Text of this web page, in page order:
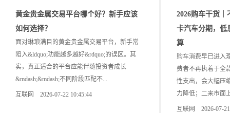
黄金贵金属交易平台哪个好？新手应该
如何选择？
面对琳琅满目的黄金贵金属交易平台，新手常
陷入&ldquo;功能越多越好&rdquo;的误区。其
实，真正适合的平台应能伴随投资者成长
&mdash;&mdash;不同阶段匹配不...
互联网 2026-07-22 10:45:44
2026购车干货
卡汽车分期，低
算
购车消费早已进入
费者不再执着于全
性支出，会大幅压
力降低；二来市面
互联网 2026-07-21